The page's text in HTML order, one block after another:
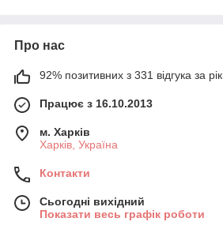
Про нас
92% позитивних з 331 відгука за рік
Працює з 16.10.2013
м. Харків
Харків, Україна
Контакти
Сьогодні вихідний
Показати весь графік роботи